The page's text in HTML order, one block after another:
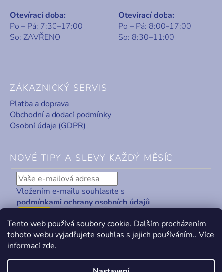
Tento web používá soubory cookie. Dalším procházením
tohoto webu vyjadřujete souhlas s jejich používáním.. Více
informacízde.
Otevírací doba:
Po – Pá: 7:30–17:00
So: ZAVŘENO
Otevírací doba:
Po – Pá: 8:00–17:00
So: 8:30–11:00
ZÁKAZNICKÝ SERVIS
Platba a doprava
Obchodní a dodací podmínky
Osobní údaje (GDPR)
NOVÉ TIPY A SLEVY KAŽDÝ MĚSÍC
Vložením e-mailu souhlasíte s
podmínkami ochrany osobních údajů
ODEBÍRAT